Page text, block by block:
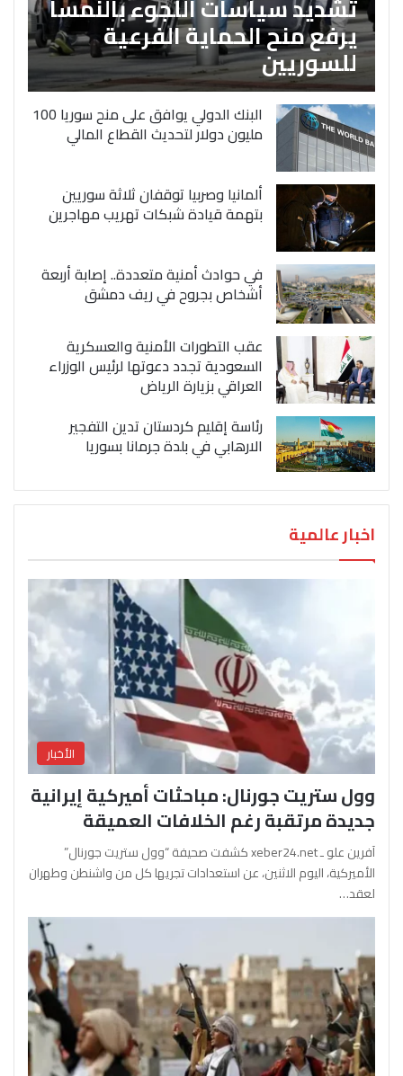
يرفع منح الحماية الفرعية
للسوريين
البنك الدولي يوافق على منح سوريا 100
مليون دولار لتحديث القطاع المالي
ألمانيا وصربيا توقفان ثلاثة سوريين
بتهمة قيادة شبكات تهريب مهاجرين
في حوادث أمنية متعددة.. إصابة أربعة
أشخاص بجروح في ريف دمشق
عقب التطورات الأمنية والعسكرية
السعودية تجدد دعوتها لرئيس الوزراء
العراقي بزيارة الرياض
رئاسة إقليم كردستان تدين التفجير
الارهابي في بلدة جرمانا بسوريا
اخبار عالمية
الأخبار
وول ستريت جورنال: مباحثات أميركية إيرانية
جديدة مرتقبة رغم الخلافات العميقة
آفرين علو ـ xeber24.net كشفت صحيفة “وول ستريت جورنال”
الأميركية، اليوم الاثنين، عن استعدادات تجريها كل من واشنطن وطهران
لعقد…